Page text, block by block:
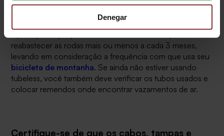
Denegar
Por outro lado, tubeless é uma ótima ferramenta para
vedar furos durante o percurso, mas com o tempo o
reabastecer as rodas mais ou menos a cada 3 meses,
levando em consideração a frequência com que usa seu
bicicleta de montanha. Se ainda não estiver usando
tubeless, você também deve verificar os tubos usados e
colocar remendos onde encontrar vazamentos de ar.
Certifique-se de que os cabos, tampas e